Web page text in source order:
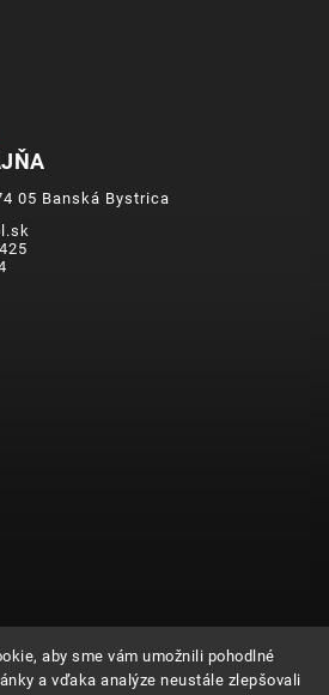
aby sme vám umožnili pohodlné
a vďaka analýze neustále zlepšovali
05 Banská Bystrica
. Všetky práva vyhradené.